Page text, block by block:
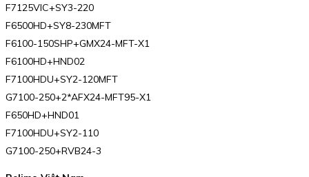
F7125VIC+SY3-220
F6500HD+SY8-230MFT
F6100-150SHP+GMX24-MFT-X1
F6100HD+HND02
F7100HDU+SY2-120MFT
G7100-250+2*AFX24-MFT95-X1
F650HD+HND01
F7100HDU+SY2-110
G7100-250+RVB24-3